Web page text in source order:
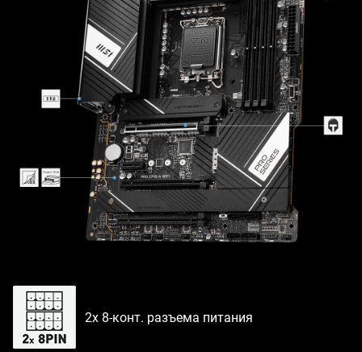
2x 8-конт. разъема питания